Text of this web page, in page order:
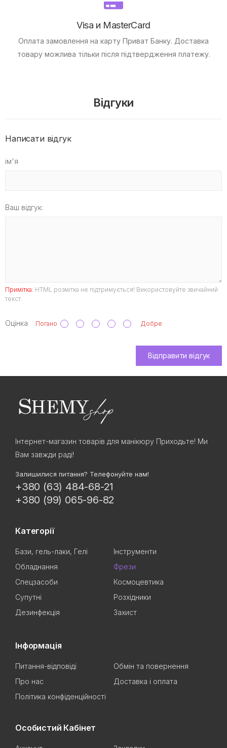
Visa и MasterCard
Оплата замовлення на карту Приват Банку. Доставка
товару можлива тільки після підтвердження платежу.
Відгуки
Написати відгук
ім'я
Ваш відгук:
Примітка: HTML розмітка не підтримується! Використовуйте звичайний
текст.
Оцінка Погано Добре
Відправити відгук
Інтернет-магазин товарів для манікюру Приходьте! Ми
Вам завжди раді!
Залишилися питання? Телефонуйте нам!
+380 (63) 484-68-21
+380 (99) 065-96-82
Категорії
Бази, гель-лаки, Гелі
Інструменти
Обладнання
Фрези
Спецзасоби
Космоцевтика
Супутні
Розхідники
Дезинфекція
Захист
Інформація
Питання-відповіді
Обмін та повернення
Про нас
Доставка і оплата
Політика конфіденційності
Особистий Кабінет